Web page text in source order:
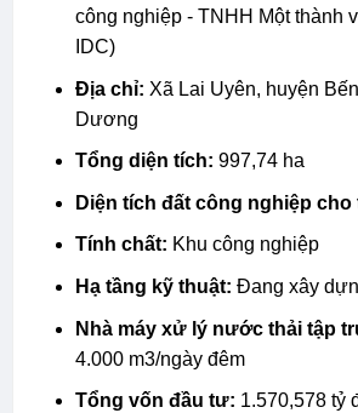
công nghiệp - TNHH Một thành
IDC)
Địa chỉ: Xã Lai Uyên, huyện
Dương
Tổng diện tích: 997,74 ha
Diện tích đất công nghiệp cho
Tính chất: Khu công nghiệp
Hạ tầng kỹ thuật: Đang xây
Nhà máy xử lý nước thải tập
4.000 m3/ngày đêm
Tổng vốn đầu tư: 1.570,578 tỷ